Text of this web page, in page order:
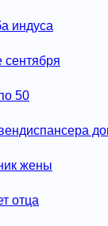
индуса
сентября
50
жены
отца